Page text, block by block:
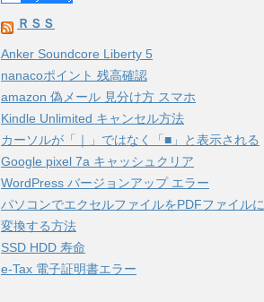
ＲＳＳ
Anker Soundcore Liberty 5
nanacoポイント 残高確認
amazon 偽メール 見分け方 スマホ
Kindle Unlimited キャンセル方法
カーソルが「｜」ではなく「■」と表示される
Google pixel 7a キャッシュクリア
WordPress バージョンアップ エラー
パソコンでエクセルファイルをPDFファイルに
変換する方法
SSD HDD 寿命
e-Tax 電子証明書エラー